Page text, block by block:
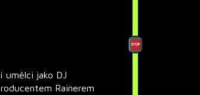
umělci jako DJ
Rainerem